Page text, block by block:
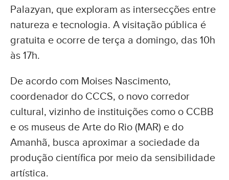
Palazyan, que exploram as intersecções entre
natureza e tecnologia. A visitação pública é
gratuita e ocorre de terça a domingo, das 10h
às 17h.
De acordo com Moises Nascimento,
coordenador do CCCS, o novo corredor
cultural, vizinho de instituições como o CCBB
e os museus de Arte do Rio (MAR) e do
Amanhã, busca aproximar a sociedade da
produção científica por meio da sensibilidade
artística.